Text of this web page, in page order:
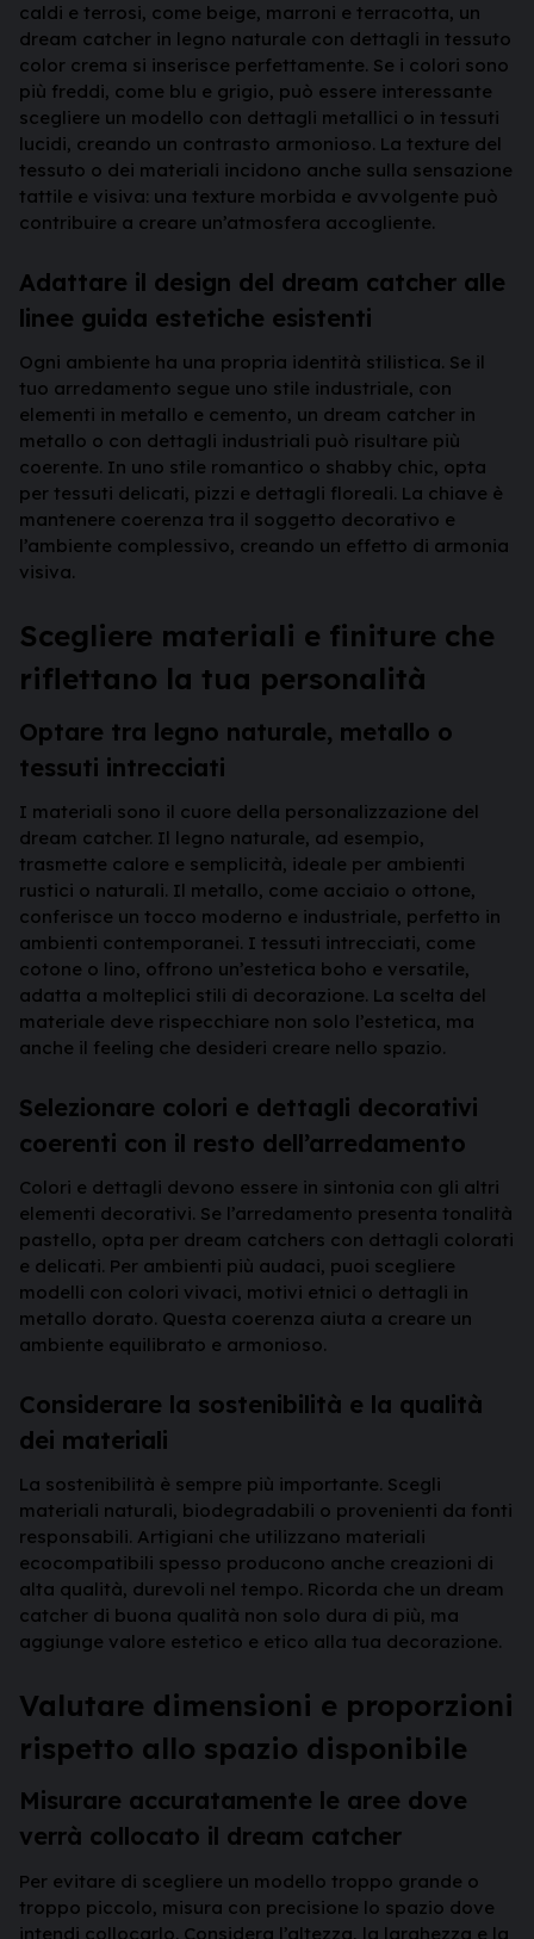
caldi e terrosi, come beige, marroni e terracotta, un
dream catcher in legno naturale con dettagli in tessuto
color crema si inserisce perfettamente. Se i colori sono
più freddi, come blu e grigio, può essere interessante
scegliere un modello con dettagli metallici o in tessuti
lucidi, creando un contrasto armonioso. La texture del
tessuto o dei materiali incidono anche sulla sensazione
tattile e visiva: una texture morbida e avvolgente può
contribuire a creare un’atmosfera accogliente.
Adattare il design del dream catcher alle
linee guida estetiche esistenti
Ogni ambiente ha una propria identità stilistica. Se il
tuo arredamento segue uno stile industriale, con
elementi in metallo e cemento, un dream catcher in
metallo o con dettagli industriali può risultare più
coerente. In uno stile romantico o shabby chic, opta
per tessuti delicati, pizzi e dettagli floreali. La chiave è
mantenere coerenza tra il soggetto decorativo e
l’ambiente complessivo, creando un effetto di armonia
visiva.
Scegliere materiali e finiture che
riflettano la tua personalità
Optare tra legno naturale, metallo o
tessuti intrecciati
I materiali sono il cuore della personalizzazione del
dream catcher. Il legno naturale, ad esempio,
trasmette calore e semplicità, ideale per ambienti
rustici o naturali. Il metallo, come acciaio o ottone,
conferisce un tocco moderno e industriale, perfetto in
ambienti contemporanei. I tessuti intrecciati, come
cotone o lino, offrono un’estetica boho e versatile,
adatta a molteplici stili di decorazione. La scelta del
materiale deve rispecchiare non solo l’estetica, ma
anche il feeling che desideri creare nello spazio.
Selezionare colori e dettagli decorativi
coerenti con il resto dell’arredamento
Colori e dettagli devono essere in sintonia con gli altri
elementi decorativi. Se l’arredamento presenta tonalità
pastello, opta per dream catchers con dettagli colorati
e delicati. Per ambienti più audaci, puoi scegliere
modelli con colori vivaci, motivi etnici o dettagli in
metallo dorato. Questa coerenza aiuta a creare un
ambiente equilibrato e armonioso.
Considerare la sostenibilità e la qualità
dei materiali
La sostenibilità è sempre più importante. Scegli
materiali naturali, biodegradabili o provenienti da fonti
responsabili. Artigiani che utilizzano materiali
ecocompatibili spesso producono anche creazioni di
alta qualità, durevoli nel tempo. Ricorda che un dream
catcher di buona qualità non solo dura di più, ma
aggiunge valore estetico e etico alla tua decorazione.
Valutare dimensioni e proporzioni
rispetto allo spazio disponibile
Misurare accuratamente le aree dove
verrà collocato il dream catcher
Per evitare di scegliere un modello troppo grande o
troppo piccolo, misura con precisione lo spazio dove
intendi collocarlo. Considera l’altezza, la larghezza e la